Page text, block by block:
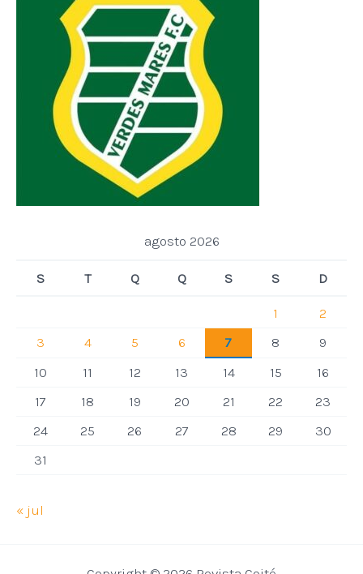
agosto 2026
S T Q Q S S D
1
2
3
4 5 6 7 8
9
10
11 12 13 14 15
16
17
18 19 20 21 22
23
24
25 26 27 28 29
30
31
« jul